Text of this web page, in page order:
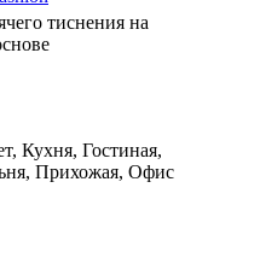
тиснения на
Кухня, Гостиная,
Прихожая, Офис